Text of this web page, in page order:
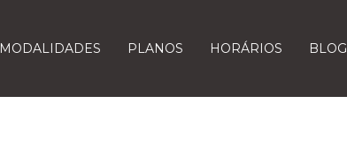
MODALIDADES PLANOS HORÁRIOS BLOG